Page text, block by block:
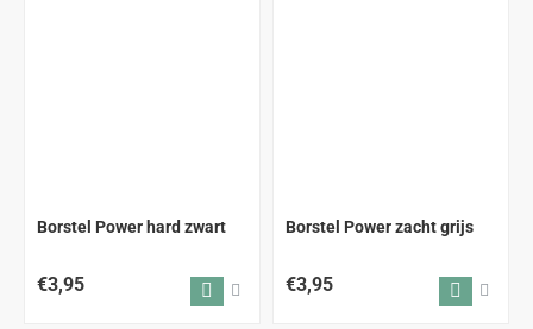
Borstel Power hard zwart
€3,95
Borstel Power zacht grijs
€3,95